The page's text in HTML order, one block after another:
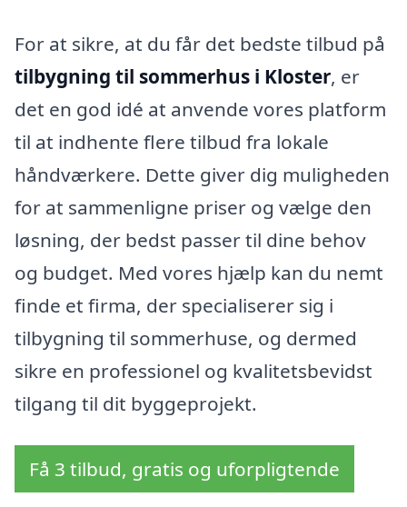
For at sikre, at du får det bedste tilbud på
tilbygning til sommerhus i Kloster, er
det en god idé at anvende vores platform
til at indhente flere tilbud fra lokale
håndværkere. Dette giver dig muligheden
for at sammenligne priser og vælge den
løsning, der bedst passer til dine behov
og budget. Med vores hjælp kan du nemt
finde et firma, der specialiserer sig i
tilbygning til sommerhuse, og dermed
sikre en professionel og kvalitetsbevidst
tilgang til dit byggeprojekt.
Få 3 tilbud, gratis og uforpligtende